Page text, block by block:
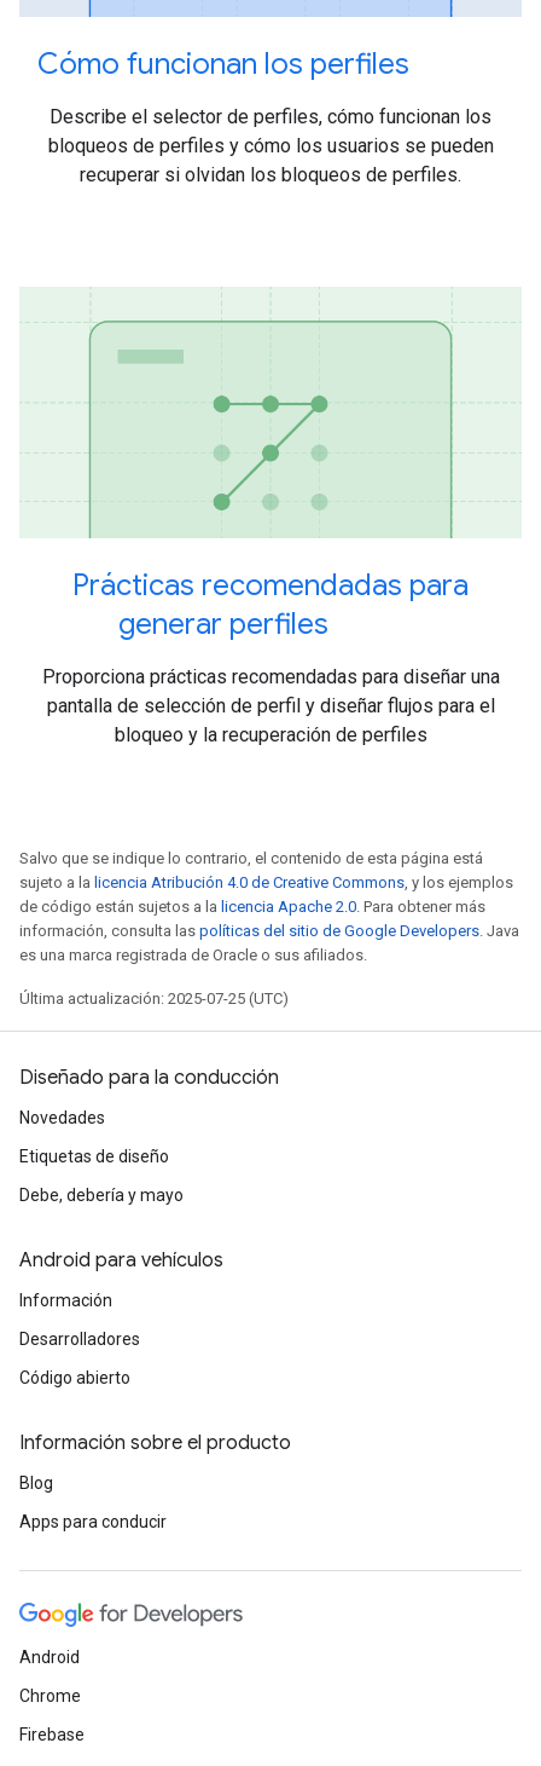
Cómo funcionan los perfiles
Describe el selector de perfiles, cómo funcionan los
bloqueos de perfiles y cómo los usuarios se pueden
recuperar si olvidan los bloqueos de perfiles.
Prácticas recomendadas para
generar perfiles
Proporciona prácticas recomendadas para diseñar una
pantalla de selección de perfil y diseñar flujos para el
bloqueo y la recuperación de perfiles
Salvo que se indique lo contrario, el contenido de esta página está
sujeto a la licencia Atribución 4.0 de Creative Commons, y los ejemplos
de código están sujetos a la licencia Apache 2.0. Para obtener más
información, consulta las políticas del sitio de Google Developers. Java
es una marca registrada de Oracle o sus afiliados.
Última actualización: 2025-07-25 (UTC)
Diseñado para la conducción
Novedades
Etiquetas de diseño
Debe, debería y mayo
Android para vehículos
Información
Desarrolladores
Código abierto
Información sobre el producto
Blog
Apps para conducir
Android
Chrome
Firebase